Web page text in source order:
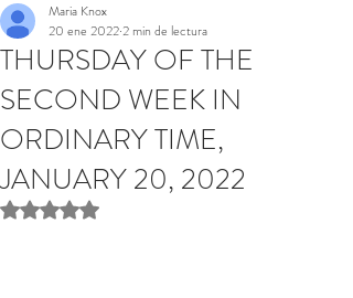
THURSDAY OF THE
SECOND WEEK IN
ORDINARY TIME,
JANUARY 20, 2022
Maria Knox
20 ene 20222 min de lectura
Obtuvo NaN de 5 estrellas.